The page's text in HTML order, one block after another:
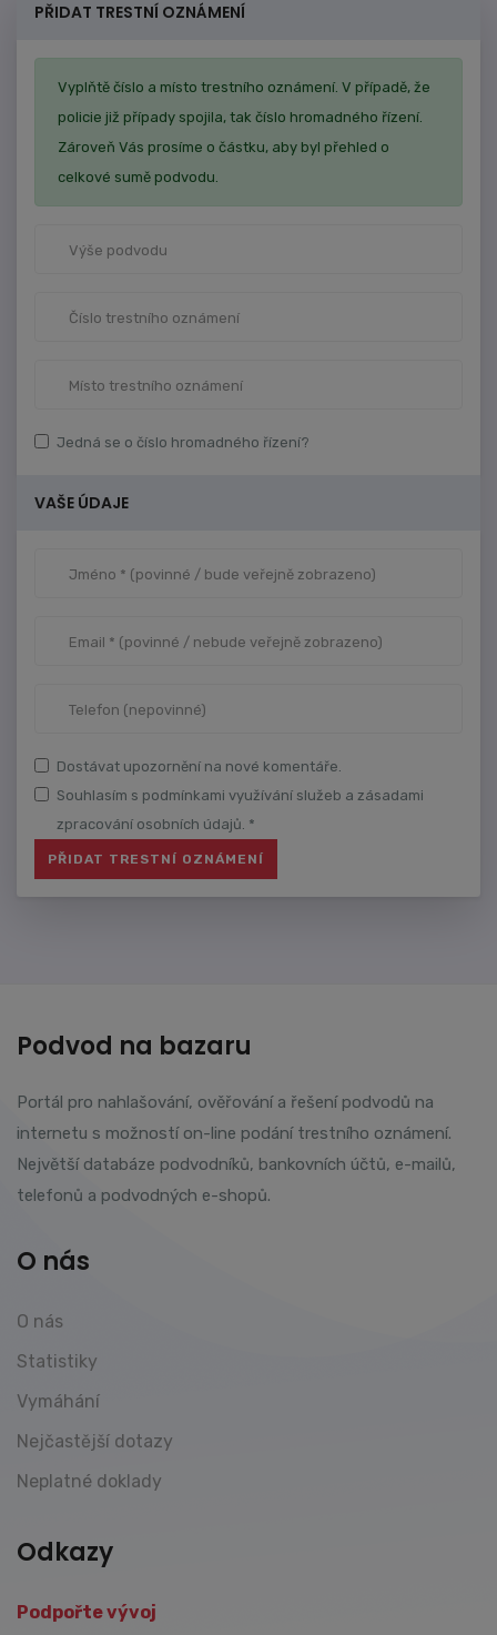
PŘIDAT TRESTNÍ OZNÁMENÍ
Vyplňtě číslo a místo trestního oznámení. V případě, že
policie již případy spojila, tak číslo hromadného řízení.
Zároveň Vás prosíme o částku, aby byl přehled o
celkové sumě podvodu.
Jedná se o číslo hromadného řízení?
VAŠE ÚDAJE
Dostávat upozornění na nové komentáře.
Souhlasím s podmínkami využívání služeb a zásadami
zpracování osobních údajů. *
Podvod na bazaru
Portál pro nahlašování, ověřování a řešení podvodů na
internetu s možností on-line podání trestního oznámení.
Největší databáze podvodníků, bankovních účtů, e-mailů,
telefonů a podvodných e-shopů.
O nás
O nás
Statistiky
Vymáhání
Nejčastější dotazy
Neplatné doklady
Odkazy
Podpořte vývoj